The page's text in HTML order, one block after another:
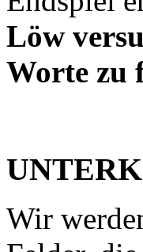
Löw
Worte zu
Wir